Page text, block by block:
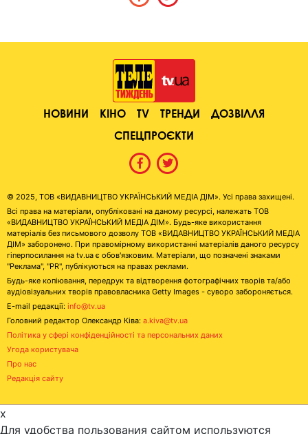
НОВИНИ КІНО TV ТРЕНДИ
ДОЗВІЛЛЯ
СПЕЦПРОЄКТИ
© 2025, ТОВ «ВИДАВНИЦТВО УКРАЇНСЬКИЙ МЕДІА ДІМ». Усі права захищені.
Всі права на матеріали, опубліковані на даному ресурсі, належать ТОВ
«ВИДАВНИЦТВО УКРАЇНСЬКИЙ МЕДІА ДІМ». Будь-яке використання
матеріалів без письмового дозволу ТОВ «ВИДАВНИЦТВО УКРАЇНСЬКИЙ МЕДІА
ДІМ» заборонено. При правомірному використанні матеріалів даного ресурсу
гіперпосилання на tv.ua є обов'язковим. Матеріали, що позначені знаками
"Реклама", "PR", публікуються на правах реклами.
Будь-яке копіювання, передрук та відтворення фотографічних творів та/або
аудіовізуальних творів правовласника Getty Images - суворо забороняється.
E-mail редакції: info@tv.ua
Головний редактор Олександр Ківа: a.kiva@tv.ua
Політика у сфері конфіденційності та персональних даних
Угода користувача
Про нас
Редакція сайту
x
Для удобства пользования сайтом используются